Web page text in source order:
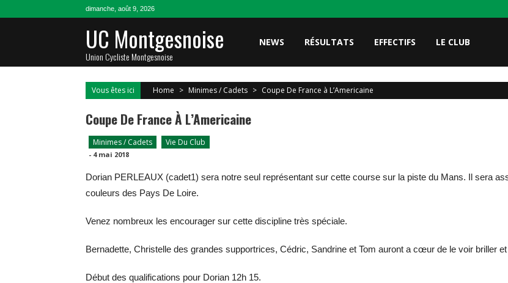
dimanche, août 9, 2026
UC Montgesnoise
Union Cycliste Montgesnoise
NEWS RÉSULTATS EFFECTIFS LE CLUB
Vous êtes ici Home > Minimes / Cadets > Coupe De France à L’Americaine
Coupe De France À L’Americaine
Minimes / Cadets Vie Du Club
- 4 mai 2018
Dorian PERLEAUX (cadet1) sera notre seul représentant sur cette course sur la piste du Mans. Il sera
couleurs des Pays De Loire.
Venez nombreux les encourager sur cette discipline très spéciale.
Bernadette, Christelle des grandes supportrices, Cédric, Sandrine et Tom auront a cœur de le voir briller
Début des qualifications pour Dorian 12h 15.